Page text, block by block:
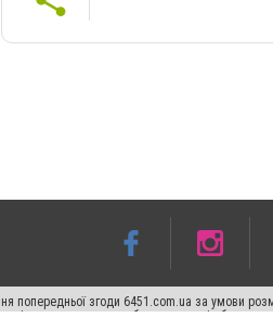
попередньої згоди 6451.com.ua за умови